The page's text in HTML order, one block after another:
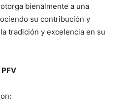
bienalmente a una
su contribución y
tradición y excelencia en su